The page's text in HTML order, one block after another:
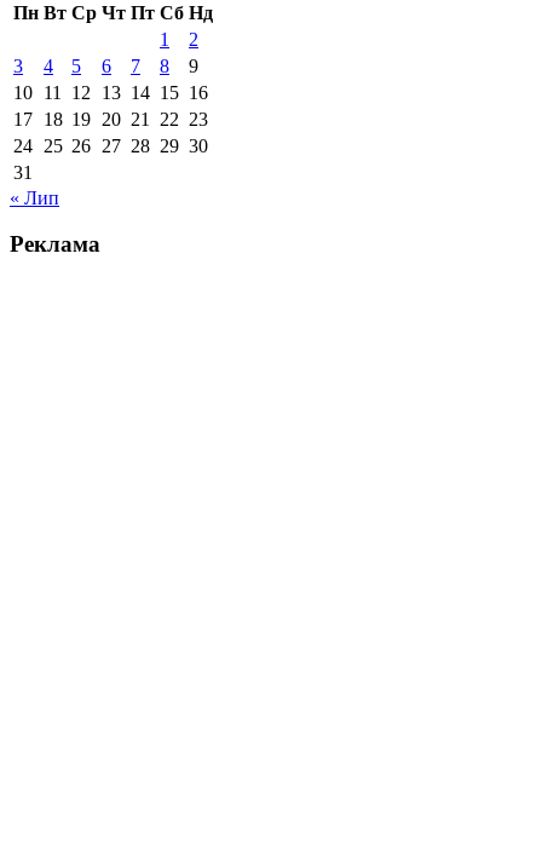
Пн Вт Ср Чт Пт Сб Нд
1
2
3
4 5 6 7 8
9
10 11 12 13 14 15 16
17 18 19 20 21 22 23
24 25 26 27 28 29 30
31
« Лип
Реклама